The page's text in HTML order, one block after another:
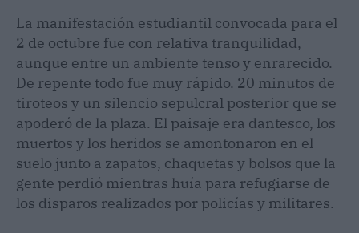
La manifestación estudiantil convocada para el
2 de octubre fue con relativa tranquilidad,
aunque entre un ambiente tenso y enrarecido.
De repente todo fue muy rápido. 20 minutos de
tiroteos y un silencio sepulcral posterior que se
apoderó de la plaza. El paisaje era dantesco, los
muertos y los heridos se amontonaron en el
suelo junto a zapatos, chaquetas y bolsos que la
gente perdió mientras huía para refugiarse de
los disparos realizados por policías y militares.